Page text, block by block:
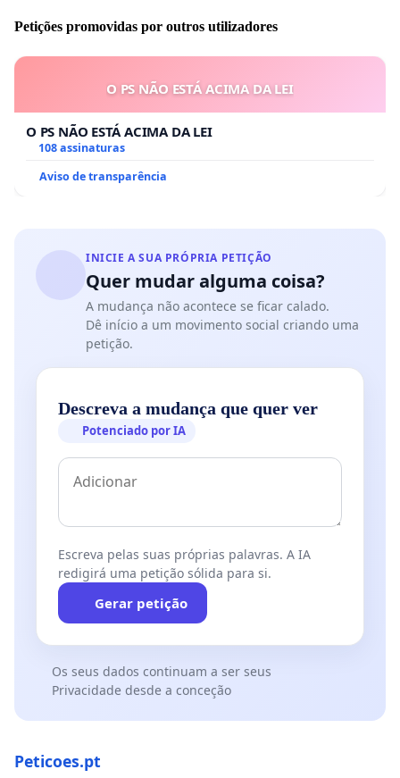
Petições promovidas por outros utilizadores
O PS NÃO ESTÁ ACIMA DA LEI
O PS NÃO ESTÁ ACIMA DA LEI
108 assinaturas
Aviso de transparência
INICIE A SUA PRÓPRIA PETIÇÃO
Quer mudar alguma coisa?
A mudança não acontece se ficar calado.
Dê início a um movimento social criando uma
petição.
Descreva a mudança que quer ver
Potenciado por IA
Escreva pelas suas próprias palavras. A IA
redigirá uma petição sólida para si.
Gerar petição
Os seus dados continuam a ser seus
Privacidade desde a conceção
Peticoes.pt